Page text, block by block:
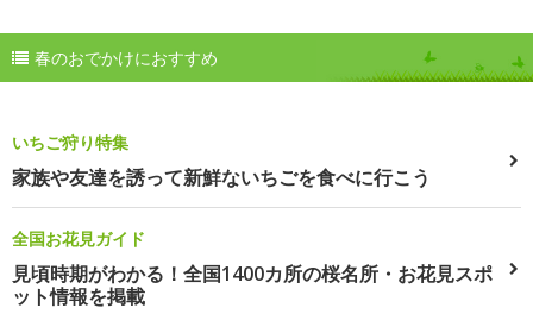
春のおでかけにおすすめ
いちご狩り特集
家族や友達を誘って新鮮ないちごを食べに行こう
全国お花見ガイド
見頃時期がわかる！全国1400カ所の桜名所・お花見スポ
ット情報を掲載